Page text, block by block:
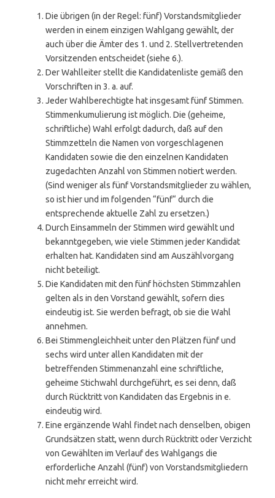
Die übrigen (in der Regel: fünf) Vorstandsmitglieder
werden in einem einzigen Wahlgang gewählt, der
auch über die Ämter des 1. und 2. Stellvertretenden
Vorsitzenden entscheidet (siehe 6.).
Der Wahlleiter stellt die Kandidatenliste gemäß den
Vorschriften in 3. a. auf.
Jeder Wahlberechtigte hat insgesamt fünf Stimmen.
Stimmenkumulierung ist möglich. Die (geheime,
schriftliche) Wahl erfolgt dadurch, daß auf den
Stimmzetteln die Namen von vorgeschlagenen
Kandidaten sowie die den einzelnen Kandidaten
zugedachten Anzahl von Stimmen notiert werden.
(Sind weniger als fünf Vorstandsmitglieder zu wählen,
so ist hier und im folgenden “fünf“ durch die
entsprechende aktuelle Zahl zu ersetzen.)
Durch Einsammeln der Stimmen wird gewählt und
bekanntgegeben, wie viele Stimmen jeder Kandidat
erhalten hat. Kandidaten sind am Auszählvorgang
nicht beteiligt.
Die Kandidaten mit den fünf höchsten Stimmzahlen
gelten als in den Vorstand gewählt, sofern dies
eindeutig ist. Sie werden befragt, ob sie die Wahl
annehmen.
Bei Stimmengleichheit unter den Plätzen fünf und
sechs wird unter allen Kandidaten mit der
betreffenden Stimmenanzahl eine schriftliche,
geheime Stichwahl durchgeführt, es sei denn, daß
durch Rücktritt von Kandidaten das Ergebnis in e.
eindeutig wird.
Eine ergänzende Wahl findet nach denselben, obigen
Grundsätzen statt, wenn durch Rücktritt oder Verzicht
von Gewählten im Verlauf des Wahlgangs die
erforderliche Anzahl (fünf) von Vorstandsmitgliedern
nicht mehr erreicht wird.